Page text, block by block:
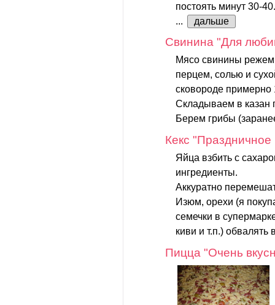
постоять минут 30-40.
...
дальше
Cвинина "Для
Мясо свинины режем
перцем, солью и
сковороде примерно
Складываем в казан
Берем грибы
Кекс
Яйца взбить с
ингредиенты.
Аккуратно
Изюм, орехи (я
семечки в
киви и т.п.) обвалять
Пицца "Очень